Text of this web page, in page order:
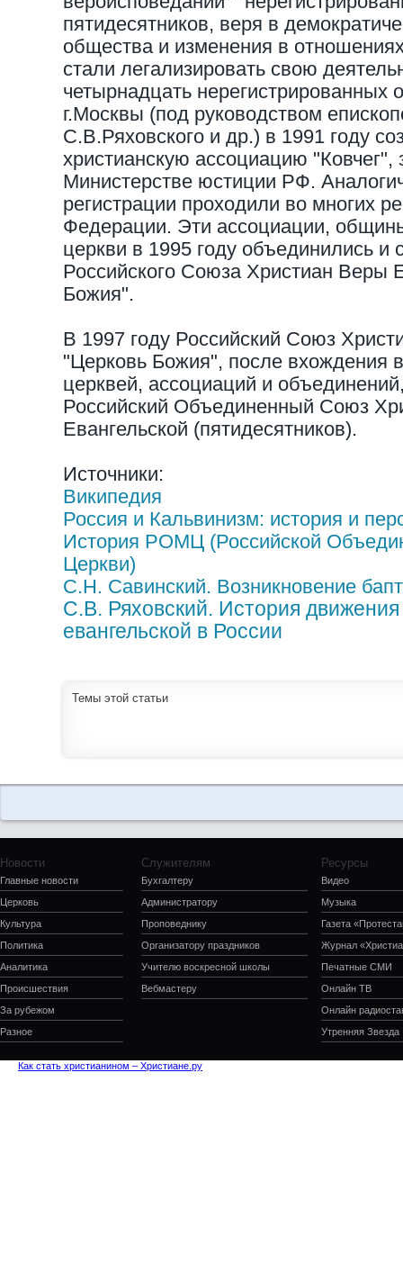
пятидесятников, веря в
общества и изменения в
стали легализировать свою
четырнадцать нерегистрированных
г.Москвы (под руководством
С.В.Ряховского и др.) в 1991 году
христианскую ассоциацию "Ковчег",
Министерстве юстиции РФ.
регистрации проходили во многих
Федерации. Эти ассоциации,
церкви в 1995 году объединились и
Российского Союза Христиан Веры
Божия".
В 1997 году Российский Союз
"Церковь Божия", после вхождения
церквей, ассоциаций и
Российский Объединенный Союз
Евангельской (пятидесятников).
Источники:
Википедия
Россия и Кальвинизм: история и
История РОМЦ (Российской
Церкви)
С.Н. Савинский. Возникновение
С.В. Ряховский. История
евангельской в России
Темы этой статьи
Новости
Главные новости
Церковь
Культура
Политика
Аналитика
Происшествия
За рубежом
Разное
Служителям
Бухгалтеру
Администратору
Проповеднику
Организатору праздников
Учителю воскресной школы
Вебмастеру
Ресурсы
Видео
Музыка
Газета
Журнал
Печатные СМИ
Онлайн ТВ
Онлайн
Утренняя Звезда
Как стать христианином – Христиане.ру